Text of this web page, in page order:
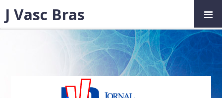
J Vasc Bras